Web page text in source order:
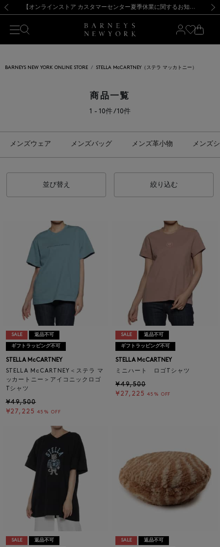
新規登録のお客様も対象！＜MY BARNEYS＞会員のお客様は11,000円（税込）以上のお買上げで常時送料無料！お買い物の際は会員登録を！
【夏季休業に伴う出荷一時停止のお知らせ】(2026.8.7) 【オンラインストア カスタマーセンター夏季休業に関するお知らせ】（2026.8.7）
【夏季休業に伴う返品・交換承り一時停止のお知らせ】（2026.8.5）
熊本県を中心とした地震の影響によるお荷物のお届けについて
【開催中】SUMMER SALEのご案内・ご注意事項 新規登録のお客様も対象！＜MY BARNEYS＞会員のお客様は11,000円（税込）以上のお買上げで常時送料無料！お買い物の際は会員登録を！
【夏季休業に伴う出荷一時停止のお知らせ】(2026.8.7)
BARNEYS NEW YORK ONLINE STORE STELLA McCARTNEY（ステラ マッカトニー）
商品一覧
1 - 10件 / 10件
メンズウェア メンズバッグ メンズ革小物 メンズ
並び替え 絞り込む
SALE 返品不可
ギフトラッピング不可
STELLA McCARTNEY
STELLA McCARTNEY＜ステラ マ
ッカートニー＞アイコニックロゴ
Tシャツ
¥49,500
¥27,225 45% OFF
SALE 返品不可
ギフトラッピング不可
STELLA McCARTNEY
ミニハート ロゴTシャツ
¥49,500
¥27,225 45% OFF
SALE 返品不可 SALE 返品不可